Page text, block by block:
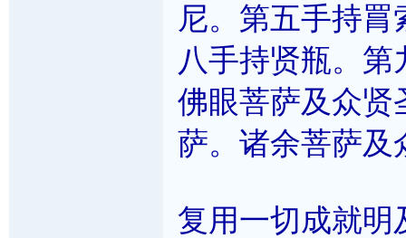
尼。第五手持
八手持贤瓶。
佛眼菩萨及众贤
萨。诸余菩萨及
复用一切成就明